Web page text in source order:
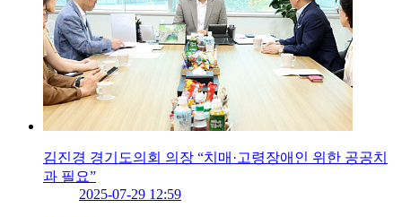
김진경 경기도의회 의장 “치매·고령장애인 위한 공공치
과 필요”
2025-07-29 12:59